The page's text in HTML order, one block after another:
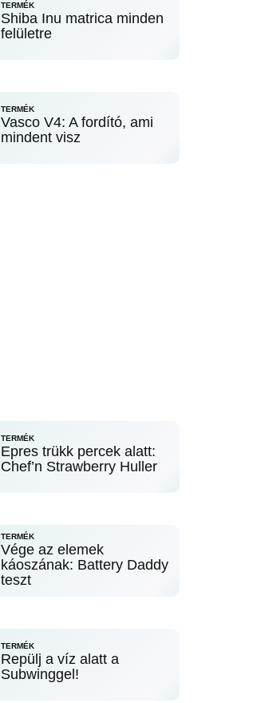
TERMÉK
Shiba Inu matrica minden
felületre
TERMÉK
Vasco V4: A fordító, ami
mindent visz
TERMÉK
Epres trükk percek alatt:
Chef’n Strawberry Huller
TERMÉK
Vége az elemek
káoszának: Battery Daddy
teszt
TERMÉK
Repülj a víz alatt a
Subwinggel!